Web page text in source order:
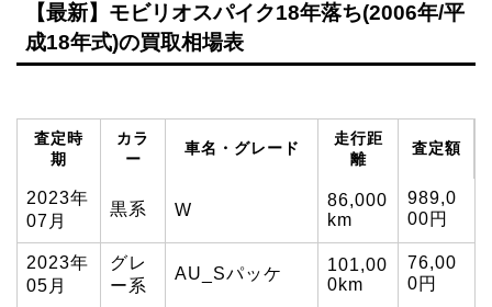
【最新】モビリオスパイク18年落ち(2006年/平
成18年式)の買取相場表
査定時
期
カラ
ー
車名・グレード
走行距
離
査定額
2023年
07月
黒系 W
86,000
km
989,0
00円
2023年
05月
グレ
ー系
AU_Sパッケ
101,00
0km
76,00
0円